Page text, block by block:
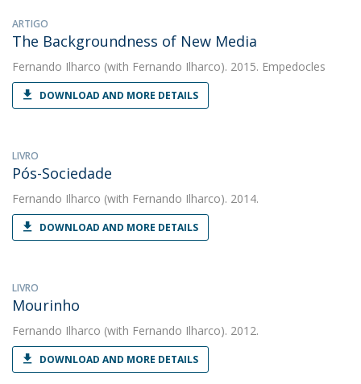
ARTIGO
The Backgroundness of New Media
Fernando Ilharco (with Fernando Ilharco). 2015. Empedocles
DOWNLOAD AND MORE DETAILS
LIVRO
Pós-Sociedade
Fernando Ilharco (with Fernando Ilharco). 2014.
DOWNLOAD AND MORE DETAILS
LIVRO
Mourinho
Fernando Ilharco (with Fernando Ilharco). 2012.
DOWNLOAD AND MORE DETAILS